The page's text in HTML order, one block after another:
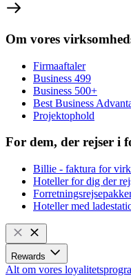
Om vores
Firmaaftaler
Business 499
Business 500+
Best Business
Projektophold
For dem, der rejser i
Billie - faktura for
Hoteller for dig der
Hoteller med
Rewards
Alt om vores